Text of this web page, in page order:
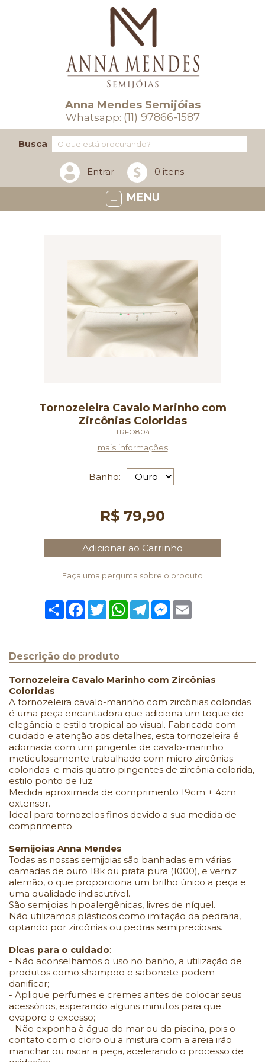
Anna Mendes Semijóias
Whatsapp: (11) 97866-1587
Busca
Entrar 0 itens
MENU
Tornozeleira Cavalo Marinho com
Zircônias Coloridas
TRFO804
mais informações
Banho:
R$ 79,90
Adicionar ao Carrinho
Faça uma pergunta sobre o produto
Compartilhar
Facebook
TwitterWhatsApp
TelegramMessenger
Descrição do produto
Tornozeleira Cavalo Marinho com Zircônias
Coloridas
A tornozeleira cavalo-marinho com zircônias coloridas
é uma peça encantadora que adiciona um toque de
elegância e estilo tropical ao visual. Fabricada com
cuidado e atenção aos detalhes, esta tornozeleira é
adornada com um pingente de cavalo-marinho
meticulosamente trabalhado com micro zircônias
coloridas e mais quatro pingentes de zircônia colorida,
estilo ponto de luz.
Medida aproximada de comprimento 19cm + 4cm
extensor.
Ideal para tornozelos finos devido a sua medida de
comprimento.
Semijoias Anna Mendes
Todas as nossas semijoias são banhadas em várias
camadas de ouro 18k ou prata pura (1000), e verniz
alemão, o que proporciona um brilho único a peça e
uma qualidade indiscutível.
São semijoias hipoalergênicas, livres de níquel.
Não utilizamos plásticos como imitação da pedraria,
optando por zircônias ou pedras semipreciosas.
Dicas para o cuidado:
- Não aconselhamos o uso no banho, a utilização de
produtos como shampoo e sabonete podem
danificar;
- Aplique perfumes e cremes antes de colocar seus
acessórios, esperando alguns minutos para que
evapore o excesso;
- Não exponha à água do mar ou da piscina, pois o
contato com o cloro ou a mistura com a areia irão
manchar ou riscar a peça, acelerando o processo de